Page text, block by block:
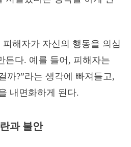
해자가 자신의 행동을 의심
든다. 예를 들어, 피해자는
까?”라는 생각에 빠져들고,
내면화하게 된다.
과 불안